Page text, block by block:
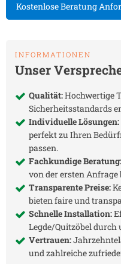
Kostenlose Beratung
INFORMATIONEN
Unser
Qualität:Hochwertige
Sicherheitsstandards
Individuelle Lösungen:
perfekt zu Ihren
passen.
Fachkundige Beratung:
von der ersten
Transparente Preise:
bieten faire und
Schnelle Installation:
Legde/Quitzöbeldurch
Vertrauen:
und zahlreiche